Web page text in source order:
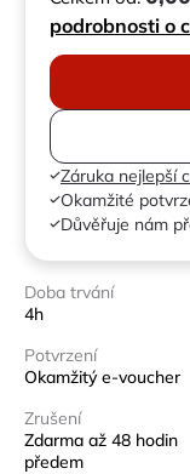
podrobnosti o
Záruka nejlepší
Okamžité
Důvěřuje nám
Doba trvání
4h
Potvrzení
Okamžitý e-voucher
Zrušení
Zdarma až 48 hodin
předem